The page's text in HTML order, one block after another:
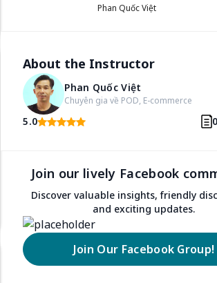
Phan Quốc Việt
About the Instructor
Phan Quốc Việt
Chuyên gia về POD, E-commerce
5.0
Join our lively Facebook
Discover valuable insights, friendly
and exciting updates.
Join Our Facebook Group!